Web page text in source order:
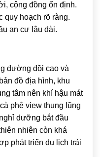
cộng đồng ổn định.
hoạch rõ ràng.
an cư lâu dài.
đường đồi cao và
đồ địa hình, khu
tâm nên khí hậu mát
phê view thung lũng
dưỡng bắt đầu
nhiên còn khá
phát triển du lịch trải